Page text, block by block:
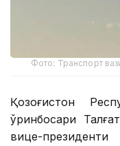
Фото: Транспорт
Қозоғистон
ўринбосари
вице-